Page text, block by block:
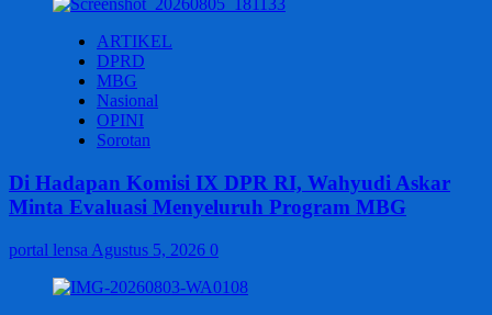
ARTIKEL
DPRD
MBG
Nasional
OPINI
Sorotan
Di Hadapan Komisi IX DPR RI, Wahyudi Askar
Minta Evaluasi Menyeluruh Program MBG
portal lensa Agustus 5, 2026 0